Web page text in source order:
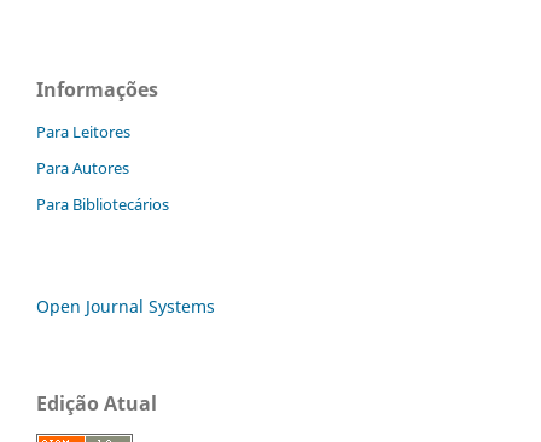
Informações
Para Leitores
Para Autores
Para Bibliotecários
Open Journal Systems
Edição Atual